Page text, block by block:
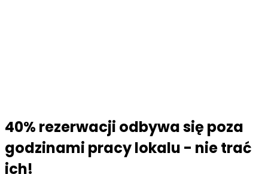
40% rezerwacji odbywa się poza
godzinami pracy lokalu - nie trać
ich!